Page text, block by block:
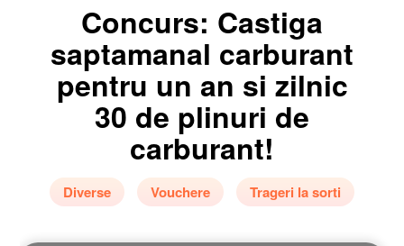
Concurs: Castiga
saptamanal carburant
pentru un an si zilnic
30 de plinuri de
carburant!
Diverse Vouchere Trageri la sorti